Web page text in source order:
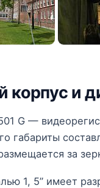
корпус и
G —
габариты
за
1, 5” имеет